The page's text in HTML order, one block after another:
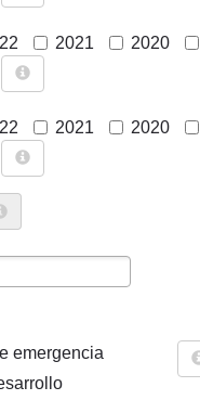
2021 2020
2021 2020
emergencia